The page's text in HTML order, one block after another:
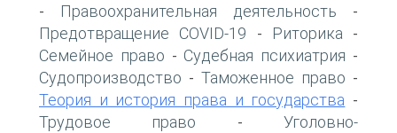
- Правоохранительная деятельность -
Предотвращение COVID-19 - Риторика -
Семейное право - Судебная психиатрия -
Судопроизводство - Таможенное право -
Теория и история права и государства -
Трудовое право -Уголовно-